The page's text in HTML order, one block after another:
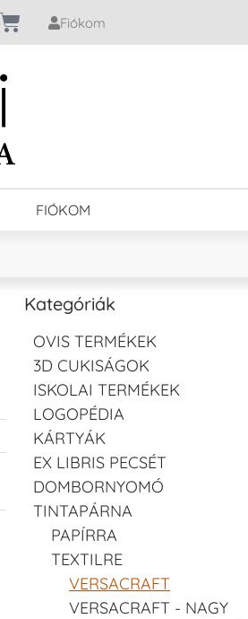
Fiókom
FIÓKOM
Kategóriák
OVIS TERMÉKEK
3D CUKISÁGOK
ISKOLAI TERMÉKEK
LOGOPÉDIA
KÁRTYÁK
EX LIBRIS PECSÉT
DOMBORNYOMÓ
TINTAPÁRNA
PAPÍRRA
TEXTILRE
VERSACRAFT
VERSACRAFT - NAGY